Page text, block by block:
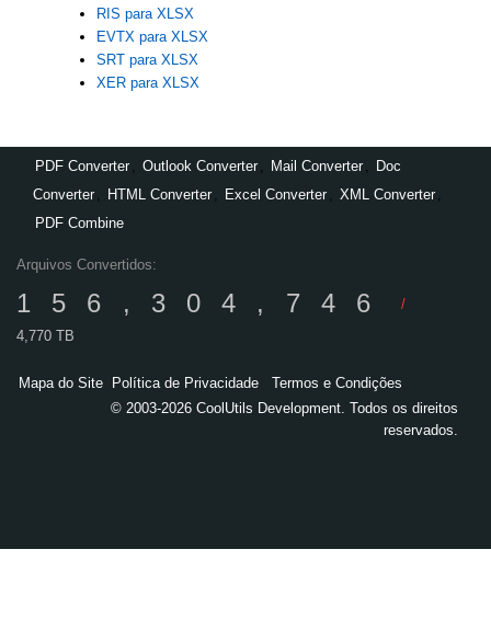
RIS para XLSX
EVTX para XLSX
SRT para XLSX
XER para XLSX
PDF Converter Outlook Converter Mail Converter
Doc
Converter
HTML Converter Excel Converter XML Converter
PDF Combine
Arquivos Convertidos:
156,304,746
/
4,770 TB
Mapa do Site Política de Privacidade
Termos e Condições
© 2003-2026 CoolUtils Development. Todos os direitos
reservados.